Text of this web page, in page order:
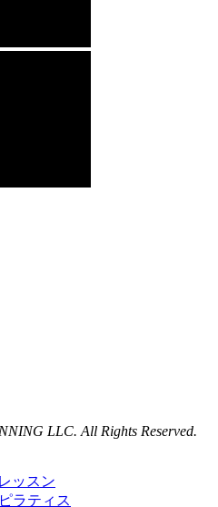
LLC. All Rights Reserved.
ッスン
ラティス